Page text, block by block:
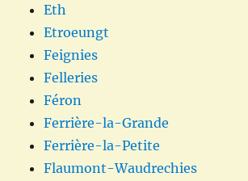
Eth
Etroeungt
Feignies
Felleries
Féron
Ferrière-la-Grande
Ferrière-la-Petite
Flaumont-Waudrechies